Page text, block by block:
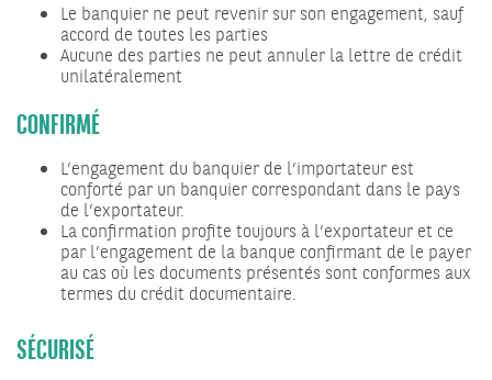
Le banquier ne peut revenir sur son engagement, sauf
accord de toutes les parties
Aucune des parties ne peut annuler la lettre de crédit
unilatéralement
CONFIRMÉ
L’engagement du banquier de l’importateur est
conforté par un banquier correspondant dans le pays
de l’exportateur.
La confirmation profite toujours à l’exportateur et ce
par l’engagement de la banque confirmant de le payer
au cas où les documents présentés sont conformes aux
termes du crédit documentaire.
SÉCURISÉ